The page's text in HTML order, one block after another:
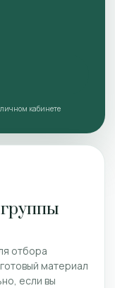
кабинете
отбора
материал
если вы